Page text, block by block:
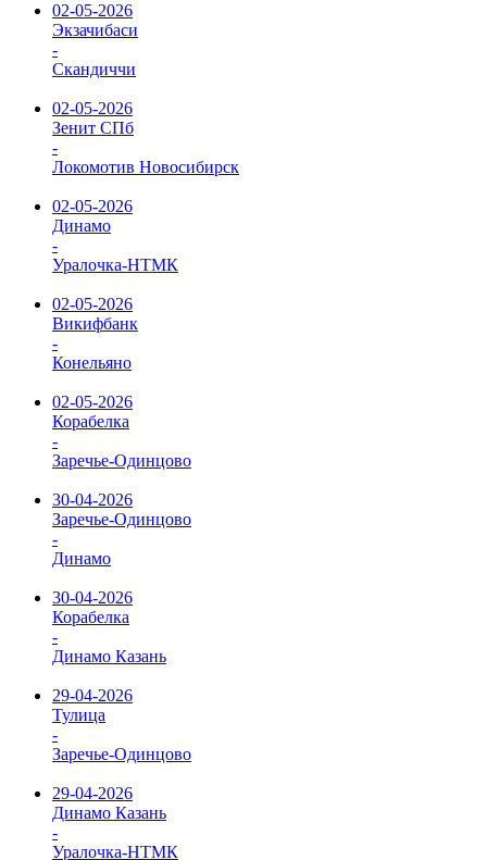
02-05-2026
Экзачибаси
-
Скандиччи
02-05-2026
Зенит СПб
-
Локомотив Новосибирск
02-05-2026
Динамо
-
Уралочка-НТМК
02-05-2026
Викифбанк
-
Конельяно
02-05-2026
Корабелка
-
Заречье-Одинцово
30-04-2026
Заречье-Одинцово
-
Динамо
30-04-2026
Корабелка
-
Динамо Казань
29-04-2026
Тулица
-
Заречье-Одинцово
29-04-2026
Динамо Казань
-
Уралочка-НТМК